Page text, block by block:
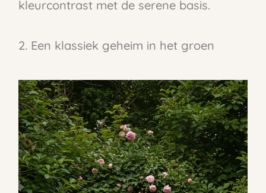
kleurcontrast met de serene basis.
2. Een klassiek geheim in het groen